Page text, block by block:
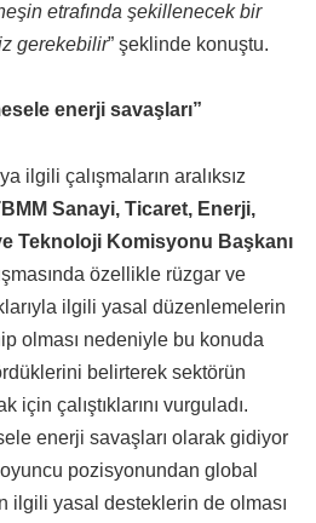
etrafında şekillenecek bir
gerekebilir” şeklinde konuştu.
enerji savaşları”
ilgili çalışmaların aralıksız
Sanayi, Ticaret, Enerji,
Teknoloji Komisyonu Başkanı
özellikle rüzgar ve
ilgili yasal düzenlemelerin
olması nedeniyle bu konuda
belirterek sektörün
çalıştıklarını vurguladı.
enerji savaşları olarak gidiyor
pozisyonundan global
ilgili yasal desteklerin de olması